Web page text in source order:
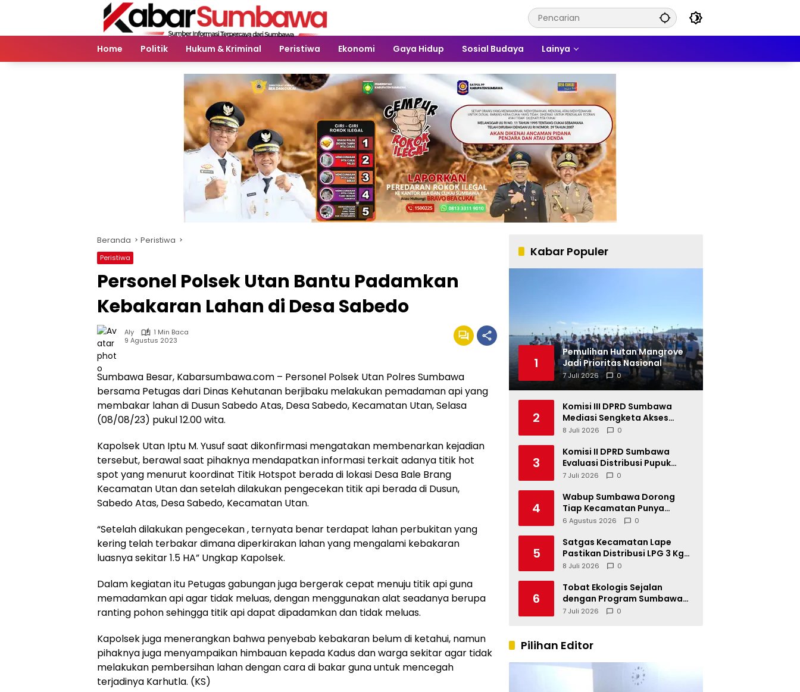
Home
Politik Hukum & Kriminal Peristiwa Ekonomi Gaya Hidup Sosial Budaya Lainya
Beranda Peristiwa
Peristiwa
Personel Polsek Utan Bantu Padamkan
Kebakaran Lahan di Desa Sabedo
Aly
1 Min Baca
9 Agustus 2023
Sumbawa Besar, Kabarsumbawa.com – Personel Polsek Utan Polres Sumbawa
bersama Petugas dari Dinas Kehutanan berjibaku melakukan pemadaman api yang
membakar lahan di Dusun Sabedo Atas, Desa Sabedo, Kecamatan Utan, Selasa
(08/08/23) pukul 12.00 wita.
Kapolsek Utan Iptu M. Yusuf saat dikonfirmasi mengatakan membenarkan kejadian
tersebut, berawal saat pihaknya mendapatkan informasi terkait adanya titik hot
spot yang menurut koordinat Titik Hotspot berada di lokasi Desa Bale Brang
Kecamatan Utan dan setelah dilakukan pengecekan titik api berada di Dusun,
Sabedo Atas, Desa Sabedo, Kecamatan Utan.
“Setelah dilakukan pengecekan , ternyata benar terdapat lahan perbukitan yang
kering telah terbakar dimana diperkirakan lahan yang mengalami kebakaran
luasnya sekitar 1.5 HA” Ungkap Kapolsek.
Dalam kegiatan itu Petugas gabungan juga bergerak cepat menuju titik api guna
memadamkan api agar tidak meluas, dengan menggunakan alat seadanya berupa
ranting pohon sehingga titik api dapat dipadamkan dan tidak meluas.
Kapolsek juga menerangkan bahwa penyebab kebakaran belum di ketahui, namun
pihaknya juga menyampaikan himbauan kepada Kadus dan warga sekitar agar tidak
melakukan pembersihan lahan dengan cara di bakar guna untuk mencegah
terjadinya Karhutla. (KS)
Kabar Populer
1
Pemulihan Hutan Mangrove
Jadi Prioritas Nasional
7 Juli 2026 0
2
Komisi III DPRD Sumbawa
Mediasi Sengketa Akses
Jalan Kelompok Tani Buin Dua
8 Juli 2026 0
3
Komisi II DPRD Sumbawa
Evaluasi Distribusi Pupuk
Bersubsidi di Kecamatan
7 Juli 2026 0
4
Wabup Sumbawa Dorong
Tiap Kecamatan Punya
Festival Budaya
6 Agustus 2026 0
5
Satgas Kecamatan Lape
Pastikan Distribusi LPG 3 Kg
Tertib
8 Juli 2026 0
6
Tobat Ekologis Sejalan
dengan Program Sumbawa
Hijau Lestari
7 Juli 2026 0
Pilihan Editor